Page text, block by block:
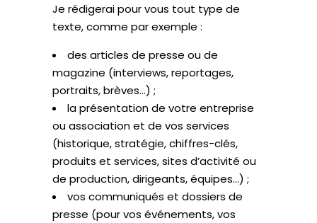
Je rédigerai pour vous tout type de
texte, comme par exemple :
des articles de presse ou de
magazine (interviews, reportages,
portraits, brèves…) ;
la présentation de votre entreprise
ou association et de vos services
(historique, stratégie, chiffres-clés,
produits et services, sites d’activité ou
de production, dirigeants, équipes…) ;
vos communiqués et dossiers de
presse (pour vos événements, vos